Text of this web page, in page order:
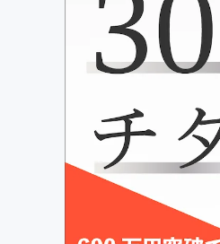
テク
ビジネ